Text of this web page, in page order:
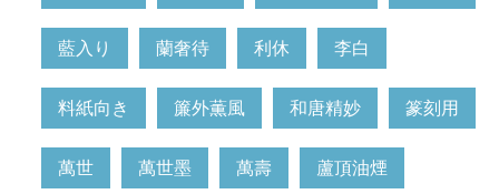
藍入り 蘭奢待 利休 李白
料紙向き 簾外薫風 和唐精妙 篆刻用
萬世 萬世墨 萬壽 蘆頂油煙